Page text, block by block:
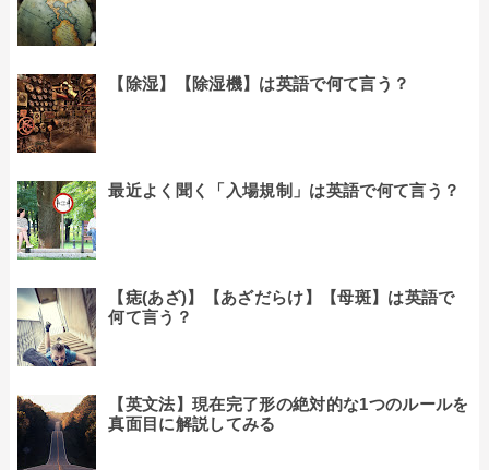
【除湿】【除湿機】は英語で何て言う？
最近よく聞く「入場規制」は英語で何て言う？
【痣(あざ)】【あざだらけ】【母斑】は英語で
何て言う？
【英文法】現在完了形の絶対的な1つのルールを
真面目に解説してみる